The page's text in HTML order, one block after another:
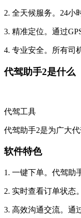
2. 全天候服务。24小
3. 精准定位。通过
4. 专业安全。所有司
代驾助手2是什么
代驾工具
代驾助手2是为广大
软件特色
1. 一键下单。代驾助
2. 实时查看订单状态
3. 高效沟通交流。通